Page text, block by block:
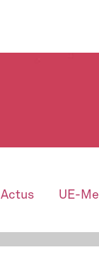
Actus UE-